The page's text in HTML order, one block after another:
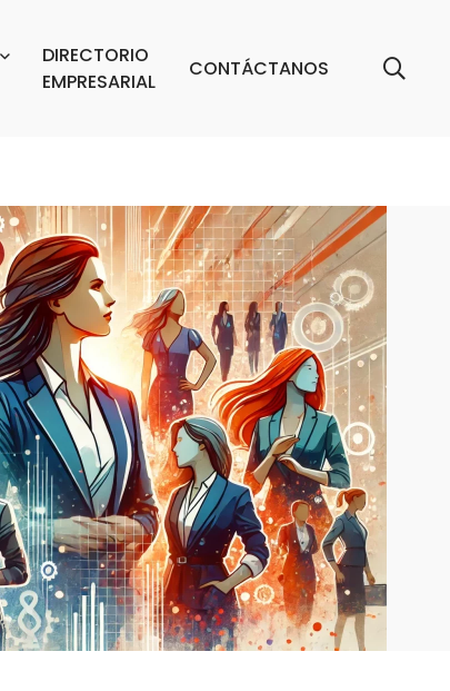
DIRECTORIO
EMPRESARIAL
CONTÁCTANOS